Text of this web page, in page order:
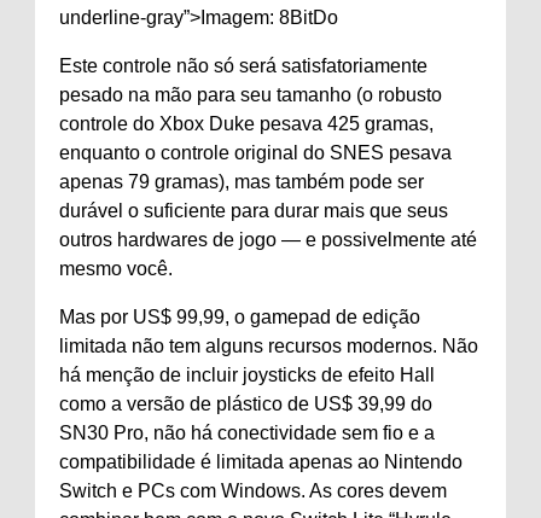
underline-gray”>Imagem: 8BitDo
Este controle não só será satisfatoriamente
pesado na mão para seu tamanho (o robusto
controle do Xbox Duke pesava 425 gramas,
enquanto o controle original do SNES pesava
apenas 79 gramas), mas também pode ser
durável o suficiente para durar mais que seus
outros hardwares de jogo — e possivelmente até
mesmo você.
Mas por US$ 99,99, o gamepad de edição
limitada não tem alguns recursos modernos. Não
há menção de incluir joysticks de efeito Hall
como a versão de plástico de US$ 39,99 do
SN30 Pro, não há conectividade sem fio e a
compatibilidade é limitada apenas ao Nintendo
Switch e PCs com Windows. As cores devem